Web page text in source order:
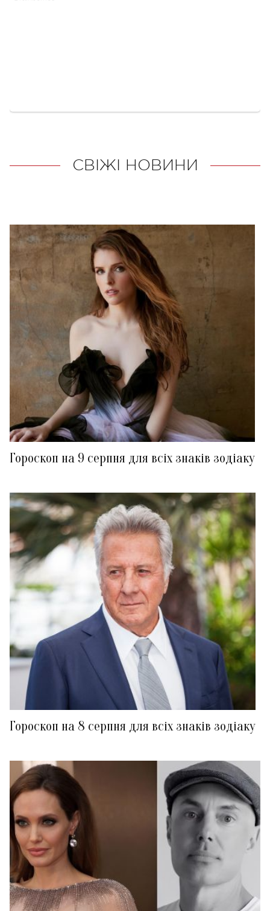
СВІЖІ НОВИНИ
Гороскоп на 9 серпня для всіх знаків зодіаку
Гороскоп на 8 серпня для всіх знаків зодіаку